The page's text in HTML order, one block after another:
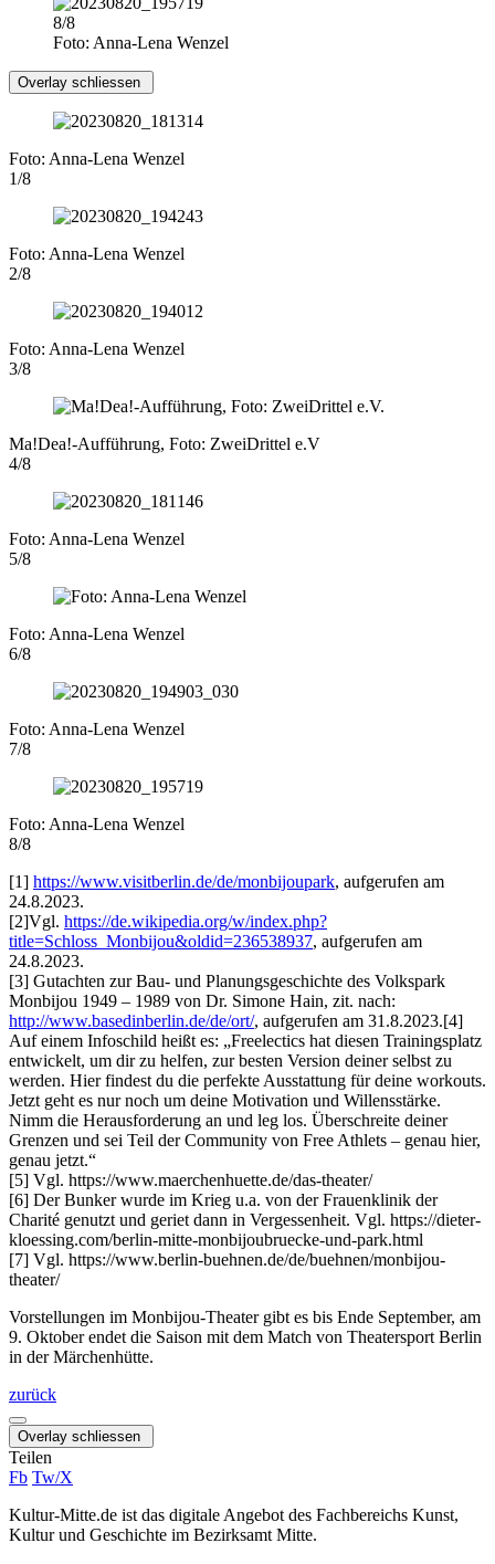
8/8
Foto: Anna-Lena Wenzel
Overlay schliessen
Foto: Anna-Lena Wenzel
1/8
Foto: Anna-Lena Wenzel
2/8
Foto: Anna-Lena Wenzel
3/8
Ma!Dea!-Aufführung, Foto: ZweiDrittel e.V
4/8
Foto: Anna-Lena Wenzel
5/8
Foto: Anna-Lena Wenzel
6/8
Foto: Anna-Lena Wenzel
7/8
Foto: Anna-Lena Wenzel
8/8
[1] https://www.visitberlin.de/de/monbijoupark, aufgerufen am
24.8.2023.
[2]Vgl. https://de.wikipedia.org/w/index.php?
title=Schloss_Monbijou&oldid=236538937, aufgerufen am
24.8.2023.
[3] Gutachten zur Bau- und Planungsgeschichte des Volkspark
Monbijou 1949 – 1989 von Dr. Simone Hain, zit. nach:
http://www.basedinberlin.de/de/ort/, aufgerufen am 31.8.2023.[4]
Auf einem Infoschild heißt es: „Freelectics hat diesen Trainingsplatz
entwickelt, um dir zu helfen, zur besten Version deiner selbst zu
werden. Hier findest du die perfekte Ausstattung für deine workouts.
Jetzt geht es nur noch um deine Motivation und Willensstärke.
Nimm die Herausforderung an und leg los. Überschreite deiner
Grenzen und sei Teil der Community von Free Athlets – genau hier,
genau jetzt.“
[5] Vgl. https://www.maerchenhuette.de/das-theater/
[6] Der Bunker wurde im Krieg u.a. von der Frauenklinik der
Charité genutzt und geriet dann in Vergessenheit. Vgl. https://dieter-
kloessing.com/berlin-mitte-monbijoubruecke-und-park.html
[7] Vgl. https://www.berlin-buehnen.de/de/buehnen/monbijou-
theater/
Vorstellungen im Monbijou-Theater gibt es bis Ende September, am
9. Oktober endet die Saison mit dem Match von Theatersport Berlin
in der Märchenhütte.
zurück
Overlay schliessen
Teilen
Fb Tw/X
Kultur-Mitte.de ist das digitale Angebot des Fachbereichs Kunst,
Kultur und Geschichte im Bezirksamt Mitte.